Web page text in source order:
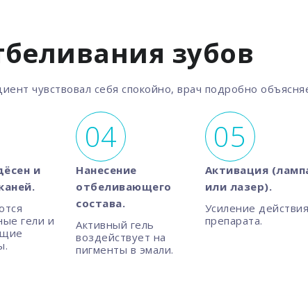
зубов
чувствовал себя спокойно, врач подробно
и
гели и
Нанесение
отбеливающего
состава.
Активный гель
воздействует на
пигменты в эмали.
Активация
или лазер).
Усиление действия
препарата.